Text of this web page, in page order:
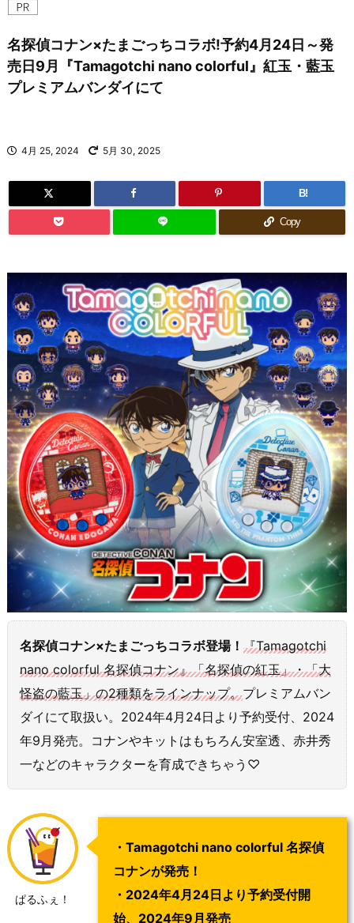
名探偵コナン×たまごっちコラボ!予約4月24日～発
売日9月『Tamagotchi nano colorful』紅玉・藍玉
プレミアムバンダイにて
4月 25, 2024 5月 30, 2025
B!
Copy
名探偵コナン×たまごっちコラボ登場！ 『Tamagotchi
nano colorful 名探偵コナン』「名探偵の紅玉」・「大
怪盗の藍玉」の2種類をラインナップ。プレミアムバン
ダイにて取扱い。2024年4月24日より予約受付、2024
年9月発売。コナンやキットはもちろん安室透、赤井秀
一などのキャラクターを育成できちゃう♡
ぱるふぇ！
・Tamagotchi nano colorful 名探偵
コナンが発売！
・2024年4月24日より予約受付開
始、2024年9月発売